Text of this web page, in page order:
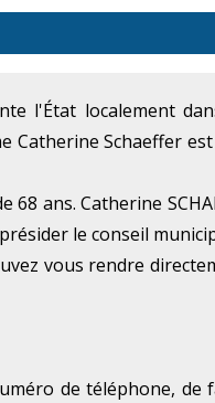
l'État localement
Catherine Schaeffer
68 ans. Catherine
le conseil
vous rendre
de téléphone, de